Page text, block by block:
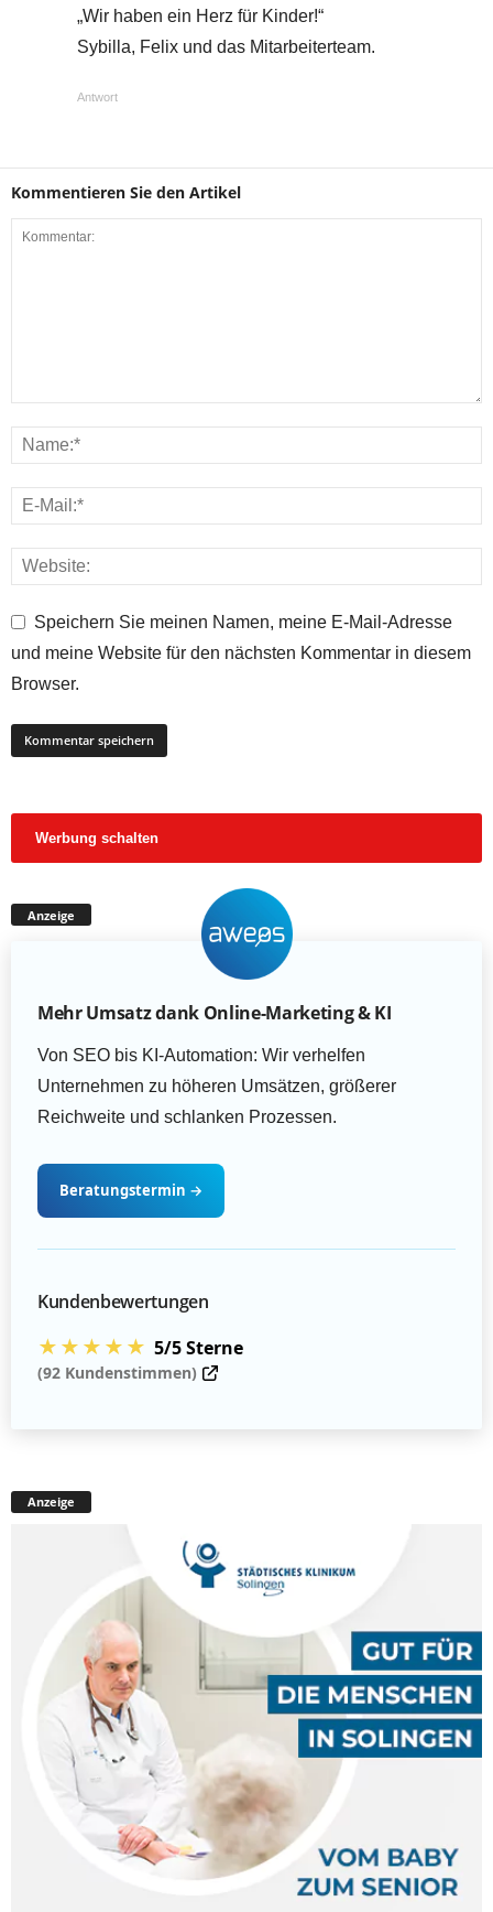
„Wir haben ein Herz für Kinder!“
Sybilla, Felix und das Mitarbeiterteam.
Antwort
Kommentieren Sie den Artikel
Speichern Sie meinen Namen, meine E-Mail-Adresse
und meine Website für den nächsten Kommentar in diesem
Browser.
Werbung schalten
Anzeige
Mehr Umsatz dank Online-Marketing & KI
Von SEO bis KI-Automation: Wir verhelfen
Unternehmen zu höheren Umsätzen, größerer
Reichweite und schlanken Prozessen.
Beratungstermin →
Kundenbewertungen
★★★★★ 5/5 Sterne
(92 Kundenstimmen)
Anzeige